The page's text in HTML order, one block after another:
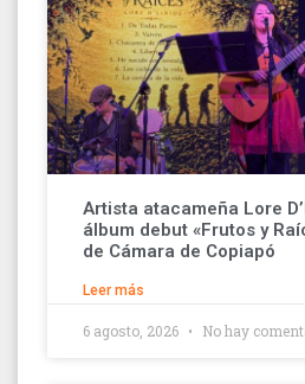
Artista atacameña Lore
álbum debut «Frutos y
de Cámara de Copiapó
Leer más
6 agosto, 2026 No hay